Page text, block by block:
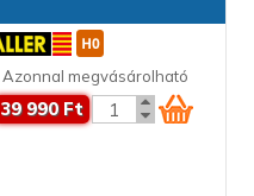
Azonnal megvásárolható
39 990 Ft